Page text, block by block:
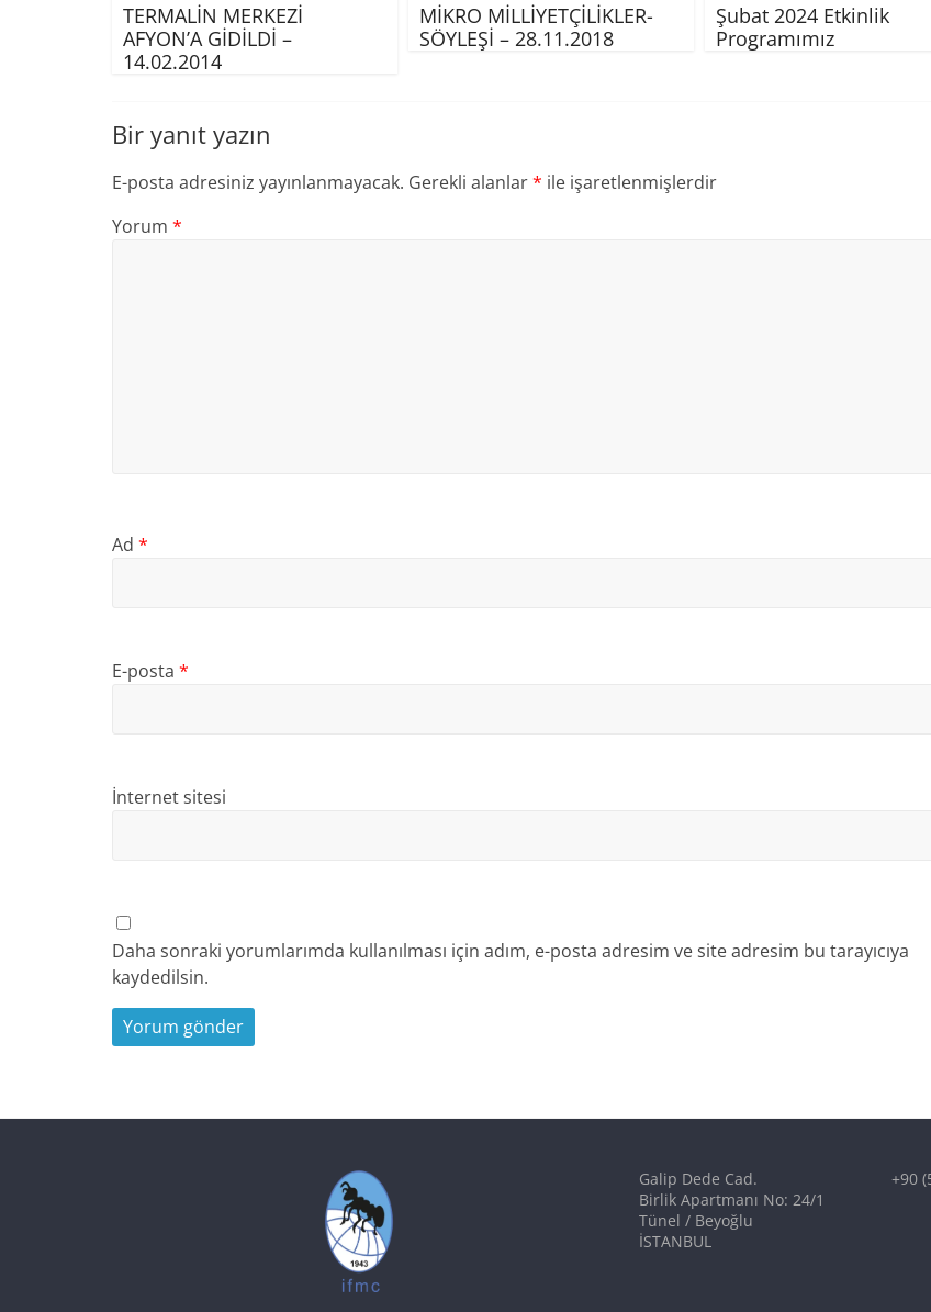
TERMALİN MERKEZİ
AFYON’A GİDİLDİ –
14.02.2014
MİKRO MİLLİYETÇİLİKLER-
SÖYLEŞİ – 28.11.2018
Şubat 2024 Etkinlik
Programımız
Bir yanıt yazın
E-posta adresiniz yayınlanmayacak. Gerekli alanlar* ile işaretlenmişlerdir
Yorum *
Ad *
E-posta *
İnternet sitesi
Daha sonraki yorumlarımda kullanılması için adım, e-posta adresim ve site adresim bu tarayıcıya
kaydedilsin.
Galip Dede Cad.
Birlik Apartmanı No: 24/1
Tünel / Beyoğlu
İSTANBUL
+90